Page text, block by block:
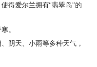
得爱尔兰拥有“翡翠岛”的
。
阴天、小雨等多种天气，